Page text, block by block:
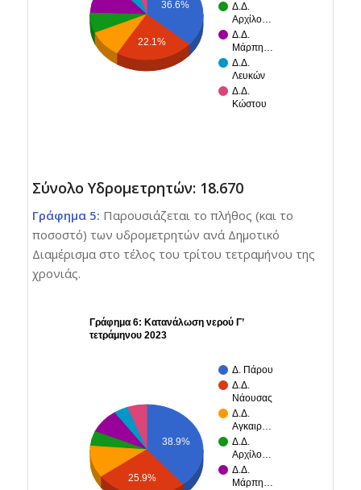
Δ.Δ.
Αρχίλο…
Δ.Δ.
Μάρπη…
Δ.Δ.
Λευκών
Δ.Δ.
Κώστου
36.6%
22.1%
Σύνολο Υδρομετρητών: 18.670
Γράφημα 5: Παρουσιάζεται το πλήθος (και το
ποσοστό) των υδρομετρητών ανά Δημοτικό
Διαμέρισμα στο τέλος του τρίτου τετραμήνου της
χρονιάς.
Γράφημα 6: Κατανάλωση νερού Γ’
τετράμηνου 2023
Δ. Πάρου
Δ.Δ.
Νάουσας
Δ.Δ.
Αγκαιρ…
Δ.Δ.
Αρχίλο…
Δ.Δ.
Μάρπη…
38.9%
25.9%